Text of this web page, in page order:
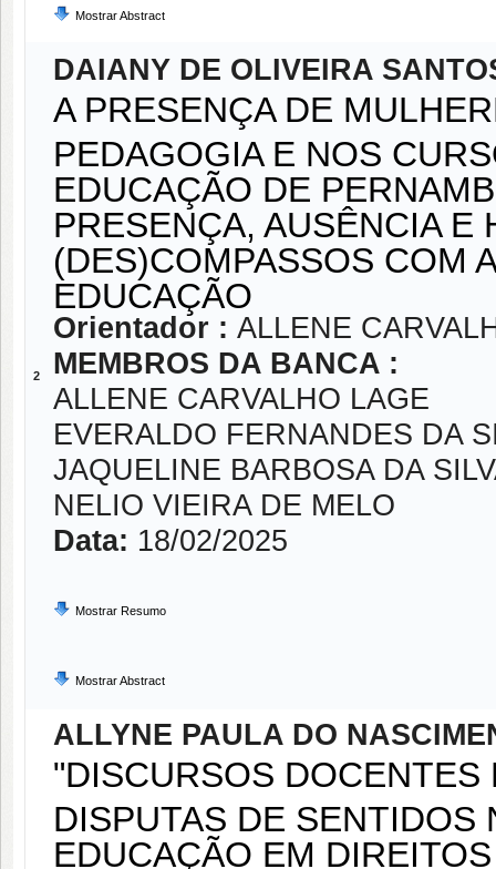
Mostrar Abstract
2
DAIANY DE OLIVEIRA
A PRESENÇA DE
PEDAGOGIA E NOS
EDUCAÇÃO DE
PRESENÇA, AUSÊNCIA E
(DES)COMPASSOS COM
EDUCAÇÃO
Orientador : ALLENE
MEMBROS DA BANCA :
ALLENE CARVALHO LAGE
EVERALDO FERNANDES DA
JAQUELINE BARBOSA DA
NELIO VIEIRA DE MELO
Data: 18/02/2025
Mostrar Resumo
Mostrar Abstract
ALLYNE PAULA DO
"DISCURSOS
DISPUTAS DE SENTIDOS
EDUCAÇÃO EM